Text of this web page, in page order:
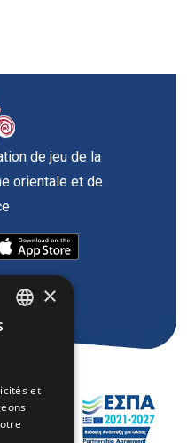
de jeu de la
orientale et de
FRENCH
BULGARIAN
×
et